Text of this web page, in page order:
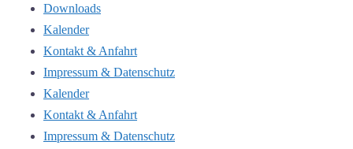
Downloads
Kalender
Kontakt & Anfahrt
Impressum & Datenschutz
Kalender
Kontakt & Anfahrt
Impressum & Datenschutz